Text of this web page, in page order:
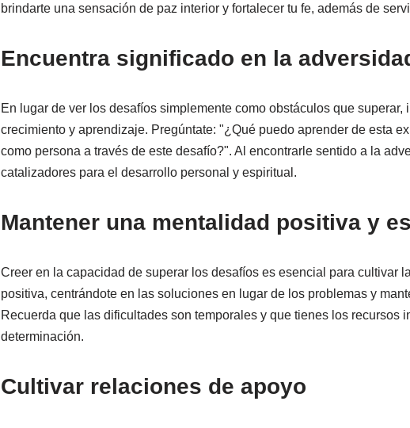
brindarte una sensación de paz interior y fortalecer tu fe, además de
Encuentra significado en la
En lugar de ver los desafíos simplemente como obstáculos que
crecimiento y aprendizaje. Pregúntate: "¿Qué puedo aprender de esta
como persona a través de este desafío?". Al encontrarle sentido a la
catalizadores para el desarrollo personal y espiritual.
Mantener una mentalidad positiva y
Creer en la capacidad de superar los desafíos es esencial para cultivar
positiva, centrándote en las soluciones en lugar de los problemas y
Recuerda que las dificultades son temporales y que tienes los recursos
determinación.
Cultivar relaciones de apoyo